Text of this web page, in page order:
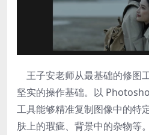
王子安老师从最基础的修图
坚实的操作基础。以
工具能够精准复制图像中的特
肤上的瑕疵、背景中的杂物等